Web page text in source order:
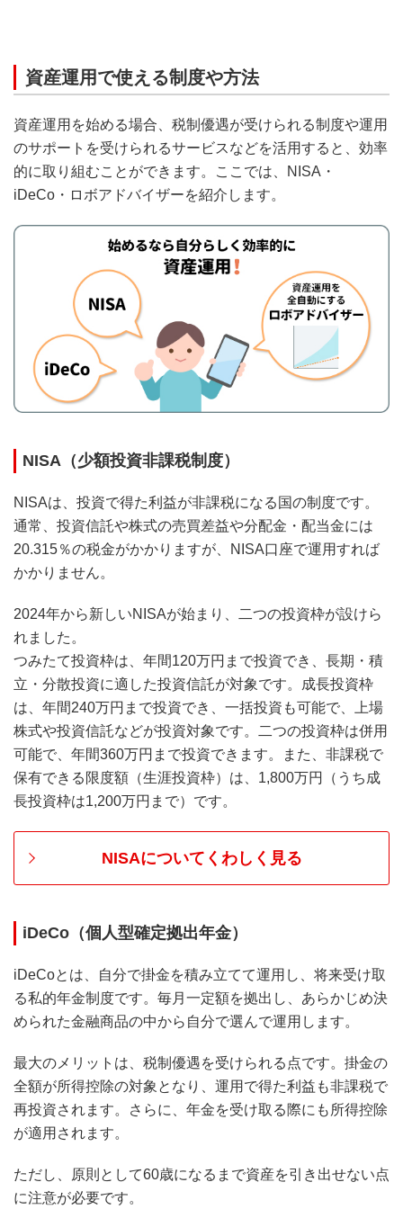
資産運用で使える制度や方法
資産運用を始める場合、税制優遇が受けられる制度や運用
のサポートを受けられるサービスなどを活用すると、効率
的に取り組むことができます。ここでは、NISA・
iDeCo・ロボアドバイザーを紹介します。
NISA（少額投資非課税制度）
NISAは、投資で得た利益が非課税になる国の制度です。
通常、投資信託や株式の売買差益や分配金・配当金には
20.315％の税金がかかりますが、NISA口座で運用すれば
かかりません。
2024年から新しいNISAが始まり、二つの投資枠が設けら
れました。
つみたて投資枠は、年間120万円まで投資でき、長期・積
立・分散投資に適した投資信託が対象です。成長投資枠
は、年間240万円まで投資でき、一括投資も可能で、上場
株式や投資信託などが投資対象です。二つの投資枠は併用
可能で、年間360万円まで投資できます。また、非課税で
保有できる限度額（生涯投資枠）は、1,800万円（うち成
長投資枠は1,200万円まで）です。
NISAについてくわしく見る
iDeCo（個人型確定拠出年金）
iDeCoとは、自分で掛金を積み立てて運用し、将来受け取
る私的年金制度です。毎月一定額を拠出し、あらかじめ決
められた金融商品の中から自分で選んで運用します。
最大のメリットは、税制優遇を受けられる点です。掛金の
全額が所得控除の対象となり、運用で得た利益も非課税で
再投資されます。さらに、年金を受け取る際にも所得控除
が適用されます。
ただし、原則として60歳になるまで資産を引き出せない点
に注意が必要です。